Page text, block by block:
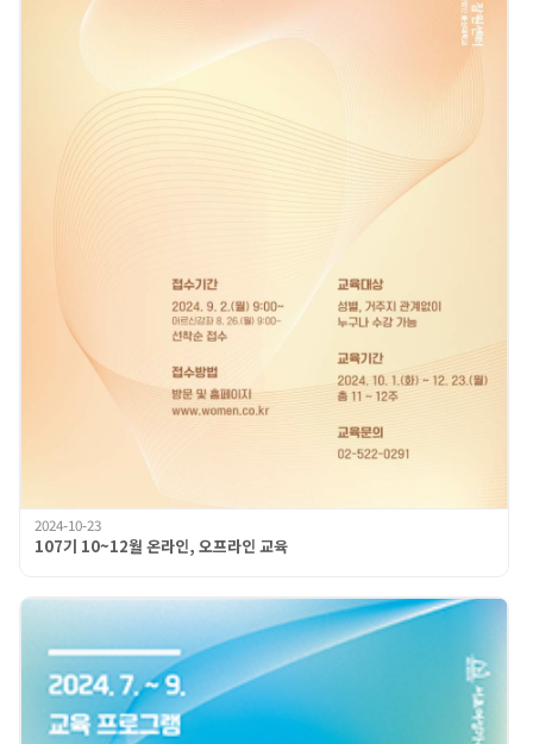
2024-10-23
107기 10~12월 온라인, 오프라인 교육